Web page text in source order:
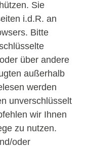
Sie
i.d.R. an
Bitte
über andere
außerhalb
werden
unverschlüsselt
wir Ihnen
zu nutzen.
oder